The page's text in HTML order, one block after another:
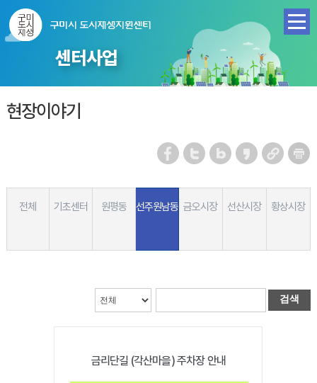
센터사업
현장이야기
전체 기초센터 원평동 선주원남동 금오시장 선산시장 황상시장
검색
금리단길 (각산마을) 주차장 안내